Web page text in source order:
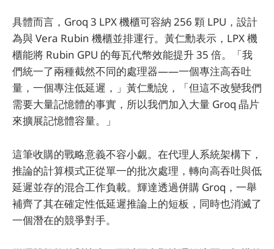
具體而言，Groq 3 LPX 機櫃可容納 256 顆 LPU，設計
為與 Vera Rubin 機櫃並排運行。黃仁勳表示，LPX 機
櫃能將 Rubin GPU 的每瓦代幣效能提升 35 倍。「我
們統一了兩種截然不同的處理器——一個專注高吞吐
量，一個專注低延遲，」黃仁勳說，「但這不改變我們
需要大量記憶體的事實，所以我們加入大量 Groq 晶片
來擴展記憶體容量。」
這筆收購的戰略意義不容小覷。在代理人系統架構下，
推論的計算模式正從單一的批次處理，轉向高吞吐與低
延遲並存的混合工作負載。輝達透過併購 Groq，一舉
補齊了其在確定性低延遲推論上的短板，同時也消滅了
一個潛在的競爭對手。